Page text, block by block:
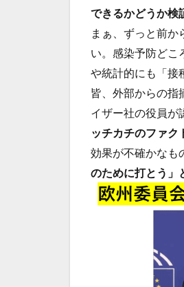
できるかどうか検
まぁ、ずっと前
い。感染予防どこ
や統計的にも「接
皆、外部からの指
イザー社の役員が
ッチカチのファク
効果が不確かなも
のために打とう」